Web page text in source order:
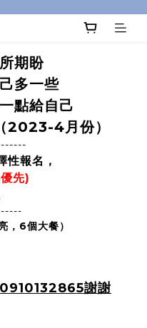
期盼
多一些
點給自己
2023-4月份）
性報名，
先)
，6個大餐）
謝謝